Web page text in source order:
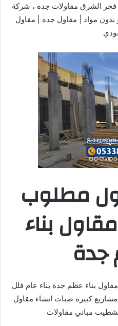
فخر الشرق مقاولات جده ، شركة
بدون مواد | مقاول جده | مقاول
مطلوب
بناء
بناء عظم جدة بناء عام فلل
كبيره صبات انشاء مقاول
مباني مقاولات